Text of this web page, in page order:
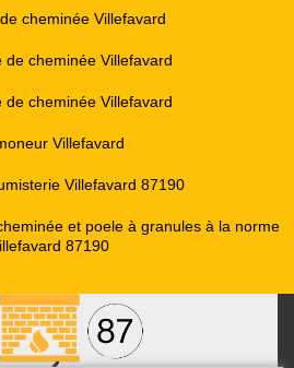
cheminée Villefavard
de cheminée Villefavard
de cheminée Villefavard
Villefavard
Villefavard 87190
et poele à granules à la norme
87190